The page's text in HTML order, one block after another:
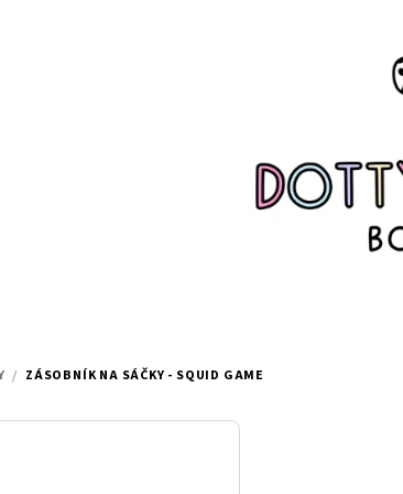
/ ZÁSOBNÍK NA SÁČKY - SQUID GAME